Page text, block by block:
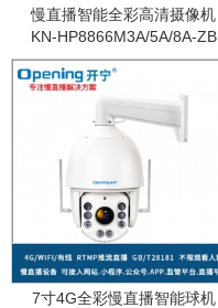
慢直播智能全彩高清摄像机
KN-HP8866M3A/5A/8A-ZB
7寸4G全彩慢直播智能球机